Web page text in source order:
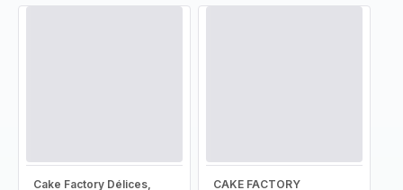
Cake Factory Délices,
CAKE FACTORY